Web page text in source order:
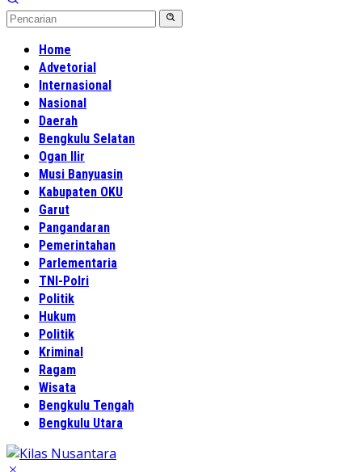
Home
Advetorial
Internasional
Nasional
Daerah
Bengkulu Selatan
Ogan Ilir
Musi Banyuasin
Kabupaten OKU
Garut
Pangandaran
Pemerintahan
Parlementaria
TNI-Polri
Politik
Hukum
Politik
Kriminal
Ragam
Wisata
Bengkulu Tengah
Bengkulu Utara